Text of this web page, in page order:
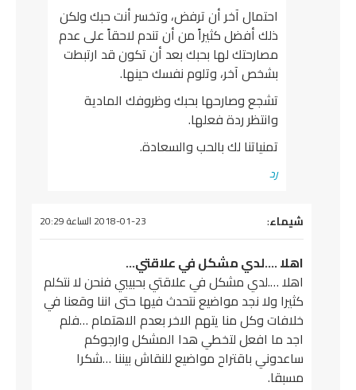
احتمال آخر أن ترفض، وتخسر أنت حبك ولكن
ذلك أفضل كثيراً من أن تندم لاحقاً على عدم
مصارحتك لها بحبك بعد أن تكون قد ارتبطت
بشخص آخر، وتلوم نفسك حينها.
تشجع وصارحها بحبك وظروفك المادية
وانتظر ردة فعلها.
تمنياتنا لك بالحب والسعادة.
رد
يقول
شيماء: 2018-01-23 الساعة 20:29
اهلا ….لدي مشكل في علاقتي…
اهلا ….لدي مشكل في علاقتي بحبيبي فنحن لا نتكلم
كثيرا ولا نجد مواضيع نتحدث فيها حتى اننا وقعنا في
خلافات وكل منا يتهم الاخر بعدم الاهتمام …فلم
اجد ما افعل لتخطي هدا المشكل وارجوكم
ساعدوني باقتراح مواضيع للنقاش بيننا …شكرا
مسبقا.